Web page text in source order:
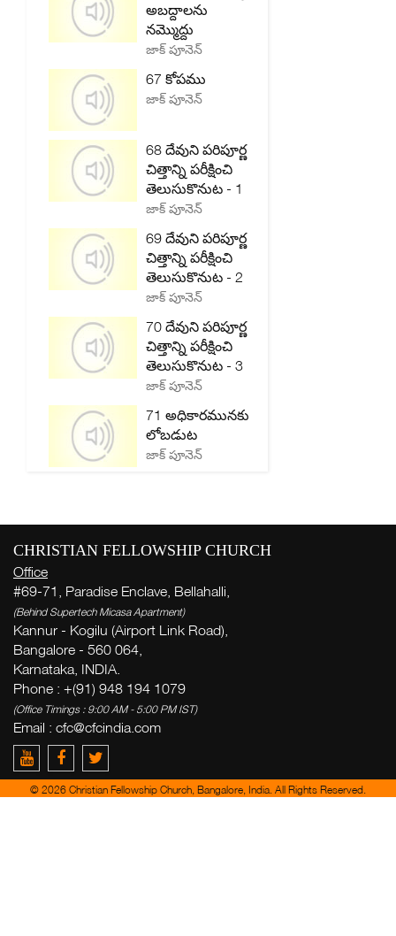
అబద్దాలను
నమ్మొద్దు
జాక్ పూనెన్
67 కోపము
జాక్ పూనెన్
68 దేవుని పరిపూర్ణ
చిత్తాన్ని పరీక్షించి
తెలుసుకొనుట - 1
జాక్ పూనెన్
69 దేవుని పరిపూర్ణ
చిత్తాన్ని పరీక్షించి
తెలుసుకొనుట - 2
జాక్ పూనెన్
70 దేవుని పరిపూర్ణ
చిత్తాన్ని పరీక్షించి
తెలుసుకొనుట - 3
జాక్ పూనెన్
71 అధికారమునకు
లోబడుట
జాక్ పూనెన్
CHRISTIAN FELLOWSHIP CHURCH
Office
#69-71, Paradise Enclave, Bellahalli,
(Behind Supertech Micasa Apartment)
Kannur - Kogilu (Airport Link Road),
Bangalore - 560 064,
Karnataka, INDIA.
Phone : +(91) 948 194 1079
(Office Timings : 9:00 AM - 5:00 PM IST)
Email : cfc@cfcindia.com
© 2026 Christian Fellowship Church, Bangalore, India. All Rights Reserved.